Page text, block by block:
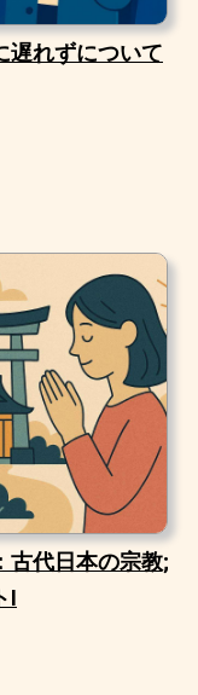
遅れずについて
古代日本の宗教;
I